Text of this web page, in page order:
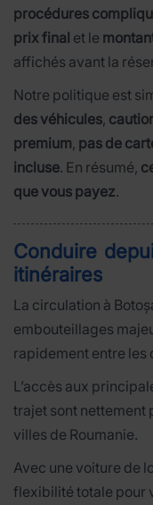
procédures
prix final et le
affichés avant la
Notre politique est
des véhicules,
premium, pas de
incluse. En résumé,
que vous payez.
Conduire
itinéraires
La circulation à
embouteillages
rapidement entre les
L’accès aux
trajet sont nettement
villes de Roumanie.
Avec une voiture de
flexibilité totale pour